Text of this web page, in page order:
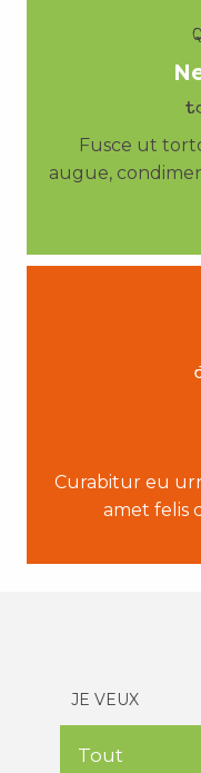
Fusce ut
augue,
Curabitur eu
amet felis
JE VEUX